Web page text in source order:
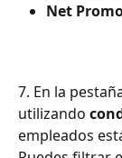
Net
7. En la
utilizando
empleados